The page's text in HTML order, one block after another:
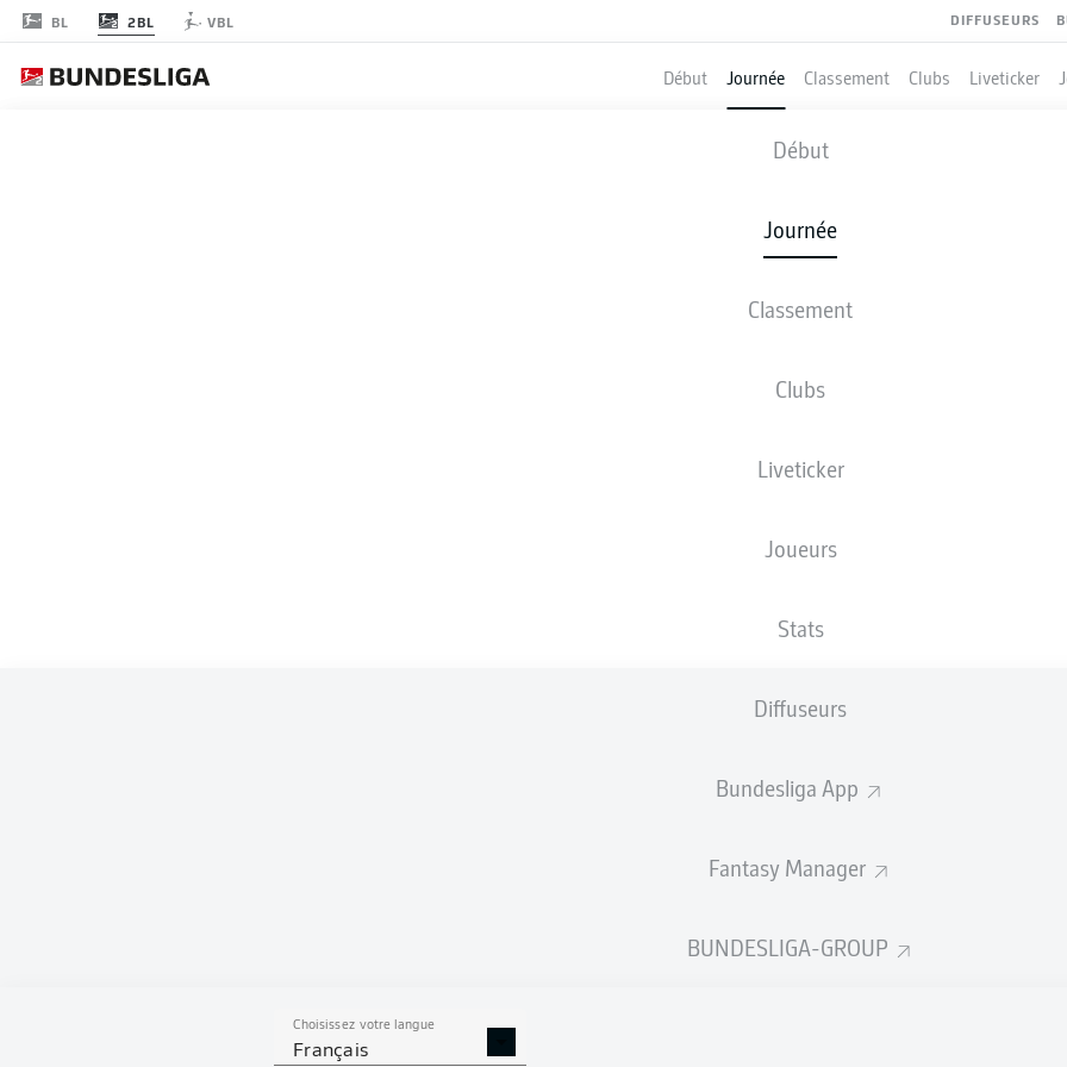
BL 2BL VBL DIFFUSEURS
Début Journée Classement Clubs Liveticker
Début
Journée
Classement
Clubs
Liveticker
Joueurs
Stats
Diffuseurs
Bundesliga App
Fantasy Manager
BUNDESLIGA-GROUP
Choisissez votre langue
Français
MAGDEBURG - DARMSTADT
COMPOSITIONS STATISTIQUES
XBUTS